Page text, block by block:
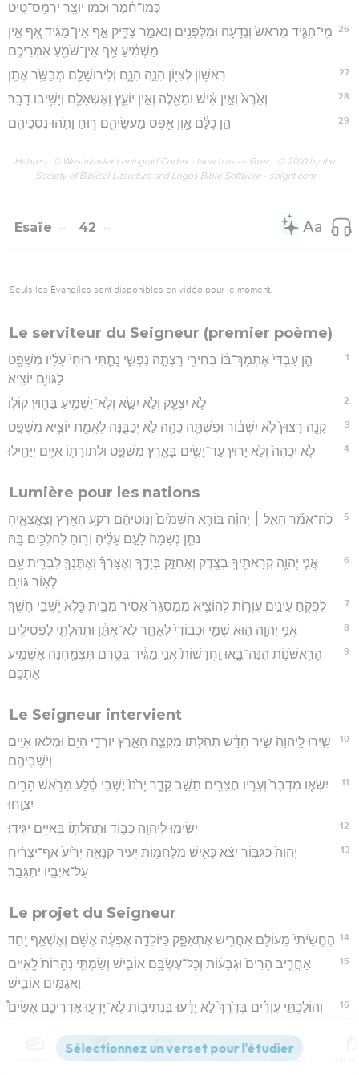
כְּמוֹ־חֹ֔מֶר וּכְמ֥וֹ יוֹצֵ֖ר יִרְמָס־טִֽיט׃
26
מִֽי־הִגִּ֤יד מֵרֹאשׁ֙ וְנֵדָ֔עָה וּמִלְּפָנִ֖ים וְנֹאמַ֣ר צַדִּ֑יק אַ֣ף אֵין־מַגִּ֗יד אַ֚ף אֵ֣ין
מַשְׁמִ֔יעַ אַ֥ף אֵין־שֹׁמֵ֖עַ אִמְרֵיכֶֽם׃
27 רִאשׁ֥וֹן לְצִיּ֖וֹן הִנֵּ֣ה הִנָּ֑ם וְלִירוּשָׁלִַ֖ם מְבַשֵּׂ֥ר אֶתֵּֽן׃
28 וְאֵ֙רֶא֙ וְאֵ֣ין אִ֔ישׁ וּמֵאֵ֖לֶּה וְאֵ֣ין יוֹעֵ֑ץ וְאֶשְׁאָלֵ֖ם וְיָשִׁ֥יבוּ דָבָֽר׃
29 הֵ֣ן כֻּלָּ֔ם אָ֥וֶן אֶ֖פֶס מַעֲשֵׂיהֶ֑ם ר֥וּחַ וָתֹ֖הוּ נִסְכֵּיהֶֽם׃
Hébreu : © Westminster Leningrad Codex - tanach.us --- Grec : © 2010 by the
Society of Biblical Literature and Logos Bible Software - sblgnt.com
Esaïe 42
Seuls les Évangiles sont disponibles en vidéo pour le moment.
Le serviteur du Seigneur (premier poème)
1
הֵ֤ן עַבְדִּי֙ אֶתְמָךְ־בּ֔וֹ בְּחִירִ֖י רָצְתָ֣ה נַפְשִׁ֑י נָתַ֤תִּי רוּחִי֙ עָלָ֔יו מִשְׁפָּ֖ט
לַגּוֹיִ֥ם יוֹצִֽיא׃
2 לֹ֥א יִצְעַ֖ק וְלֹ֣א יִשָּׂ֑א וְלֹֽא־יַשְׁמִ֥יעַ בַּח֖וּץ קוֹלֽוֹ׃
3 קָנֶ֤ה רָצוּץ֙ לֹ֣א יִשְׁבּ֔וֹר וּפִשְׁתָּ֥ה כֵהָ֖ה לֹ֣א יְכַבֶּ֑נָּה לֶאֱמֶ֖ת יוֹצִ֥יא מִשְׁפָּֽט׃
4 לֹ֤א יִכְהֶה֙ וְלֹ֣א יָר֔וּץ עַד־יָשִׂ֥ים בָּאָ֖רֶץ מִשְׁפָּ֑ט וּלְתוֹרָת֖וֹ אִיִּ֥ים יְיַחֵֽילוּ׃
Lumière pour les nations
5
כֹּֽה־אָמַ֞ר הָאֵ֣ל ׀ יְהוָ֗ה בּוֹרֵ֤א הַשָּׁמַ֙יִם֙ וְנ֣וֹטֵיהֶ֔ם רֹקַ֥ע הָאָ֖רֶץ וְצֶאֱצָאֶ֑יהָ
נֹתֵ֤ן נְשָׁמָה֙ לָעָ֣ם עָלֶ֔יהָ וְר֖וּחַ לַהֹלְכִ֥ים בָּֽהּ׃
6
אֲנִ֧י יְהוָ֛ה קְרָאתִ֥יךָֽ בְצֶ֖דֶק וְאַחְזֵ֣ק בְּיָדֶ֑ךָ וְאֶצָּרְךָ֗ וְאֶתֶּנְךָ֛ לִבְרִ֥ית עָ֖ם
לְא֥וֹר גּוֹיִֽם׃
7 לִפְקֹ֖חַ עֵינַ֣יִם עִוְר֑וֹת לְהוֹצִ֤יא מִמַּסְגֵּר֙ אַסִּ֔יר מִבֵּ֥ית כֶּ֖לֶא יֹ֥שְׁבֵי חֹֽשֶׁךְ׃
8 אֲנִ֥י יְהוָ֖ה ה֣וּא שְׁמִ֑י וּכְבוֹדִי֙ לְאַחֵ֣ר לֹֽא־אֶתֵּ֔ן וּתְהִלָּתִ֖י לַפְּסִילִֽים׃
9
הָרִֽאשֹׁנ֖וֹת הִנֵּה־בָ֑אוּ וַֽחֲדָשׁוֹת֙ אֲנִ֣י מַגִּ֔יד בְּטֶ֥רֶם תִּצְמַ֖חְנָה אַשְׁמִ֥יע
אֶתְכֶֽם׃
Le Seigneur intervient
10
שִׁ֤ירוּ לַֽיהוָה֙ שִׁ֣יר חָדָ֔שׁ תְּהִלָּת֖וֹ מִקְצֵ֣ה הָאָ֑רֶץ יוֹרְדֵ֤י הַיָּם֙ וּמְלֹא֔וֹ אִיִּ֖ים
וְיֹשְׁבֵיהֶֽם׃
11
יִשְׂא֤וּ מִדְבָּר֙ וְעָרָ֔יו חֲצֵרִ֖ים תֵּשֵׁ֣ב קֵדָ֑ר יָרֹ֙נּוּ֙ יֹ֣שְׁבֵי סֶ֔לַע מֵרֹ֥אשׁ הָרִ֖ים
יִצְוָֽחוּ׃
12 יָשִׂ֥ימוּ לַֽיהוָ֖ה כָּב֑וֹד וּתְהִלָּת֖וֹ בָּאִיִּ֥ים יַגִּֽידוּ׃
13
יְהוָה֙ כַּגִּבּ֣וֹר יֵצֵ֔א כְּאִ֥ישׁ מִלְחָמ֖וֹת יָעִ֣יר קִנְאָ֑ה יָרִ֙יעַ֙ אַף־יַצְרִ֔יחַ
עַל־אֹיְבָ֖יו יִתְגַּבָּֽר׃
Le projet du Seigneur
14 הֶחֱשֵׁ֙יתִי֙ מֵֽעוֹלָ֔ם אַחֲרִ֖ישׁ אֶתְאַפָּ֑ק כַּיּוֹלֵדָ֣ה אֶפְעֶ֔ה אֶשֹּׁ֥ם וְאֶשְׁאַ֖ף יָֽחַד׃
15
אַחֲרִ֤יב הָרִים֙ וּגְבָע֔וֹת וְכָל־עֶשְׂבָּ֖ם אוֹבִ֑ישׁ וְשַׂמְתִּ֤י נְהָרוֹת֙ לָֽאִיִּ֔ים
וַאֲגַמִּ֖ים אוֹבִֽישׁ׃
16
וְהוֹלַכְתִּ֣י עִוְרִ֗ים בְּדֶ֙רֶךְ֙ לֹ֣א יָדָ֔עוּ בִּנְתִיב֥וֹת לֹֽא־יָדְע֖וּ אַדְרִיכֵ֑ם אָשִׂים֩
Versions Commentaires Strong